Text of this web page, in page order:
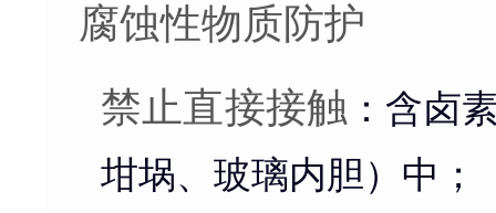
腐蚀性物质防护
禁止直接接触 ：含卤
坩埚、玻璃内胆）中；